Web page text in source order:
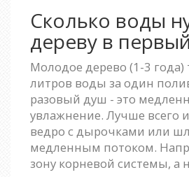
Сколько воды
дереву в
Молодое дерево (1-3 года)
литров воды за один
разовый душ - это
увлажнение. Лучше всего
ведро с дырочками или
медленным потоком.
зону корневой системы, а